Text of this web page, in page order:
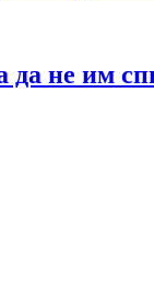
не им